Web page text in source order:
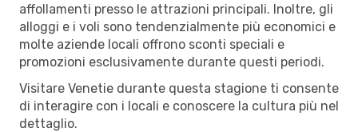
affollamenti presso le attrazioni principali. Inoltre, gli
alloggi e i voli sono tendenzialmente più economici e
molte aziende locali offrono sconti speciali e
promozioni esclusivamente durante questi periodi.
Visitare Venetie durante questa stagione ti consente
di interagire con i locali e conoscere la cultura più nel
dettaglio.